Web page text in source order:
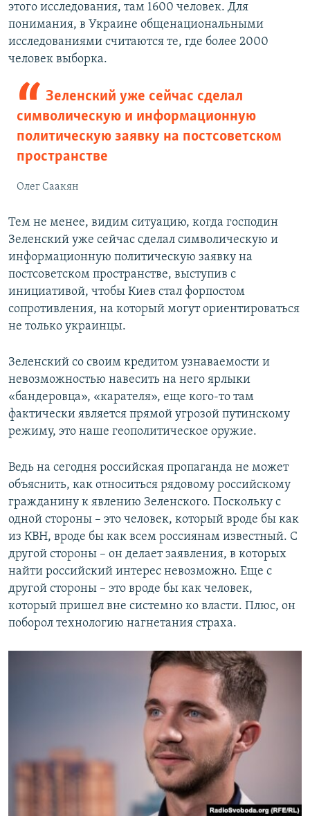
этого исследования, там 1600 человек. Для
понимания, в Украине общенациональными
исследованиями считаются те, где более 2000
человек выборка.
Зеленский уже сейчас сделал
символическую и информационную
политическую заявку на постсоветском
пространстве
Олег Саакян
Тем не менее, видим ситуацию, когда господин
Зеленский уже сейчас сделал символическую и
информационную политическую заявку на
постсоветском пространстве, выступив с
инициативой, чтобы Киев стал форпостом
сопротивления, на который могут ориентироваться
не только украинцы.
Зеленский со своим кредитом узнаваемости и
невозможностью навесить на него ярлыки
«бандеровца», «карателя», еще кого-то там
фактически является прямой угрозой путинскому
режиму, это наше геополитическое оружие.
Ведь на сегодня российская пропаганда не может
объяснить, как относиться рядовому российскому
гражданину к явлению Зеленского. Поскольку с
одной стороны – это человек, который вроде бы как
из КВН, вроде бы как всем россиянам известный. С
другой стороны – он делает заявления, в которых
найти российский интерес невозможно. Еще с
другой стороны – это вроде бы как человек,
который пришел вне системно ко власти. Плюс, он
поборол технологию нагнетания страха.